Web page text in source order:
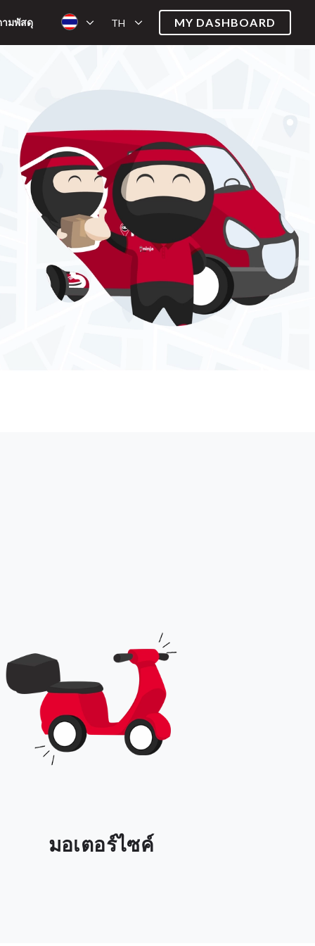
ามพัสดุ TH MY DASHBOARD
มอเตอร์ไซค์